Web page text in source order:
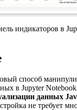
индикаторов в
способ
в Jupyter
данных
не требует